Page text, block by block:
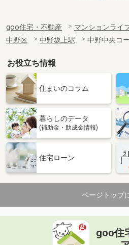
goo住宅・不動産 マンションライ
中野区
中野坂上駅 中野中央コ
お役立ち情報
住まいのコラム
暮らしのデータ
(補助金・助成金情報)
住宅ローン
ページトップ
goo住